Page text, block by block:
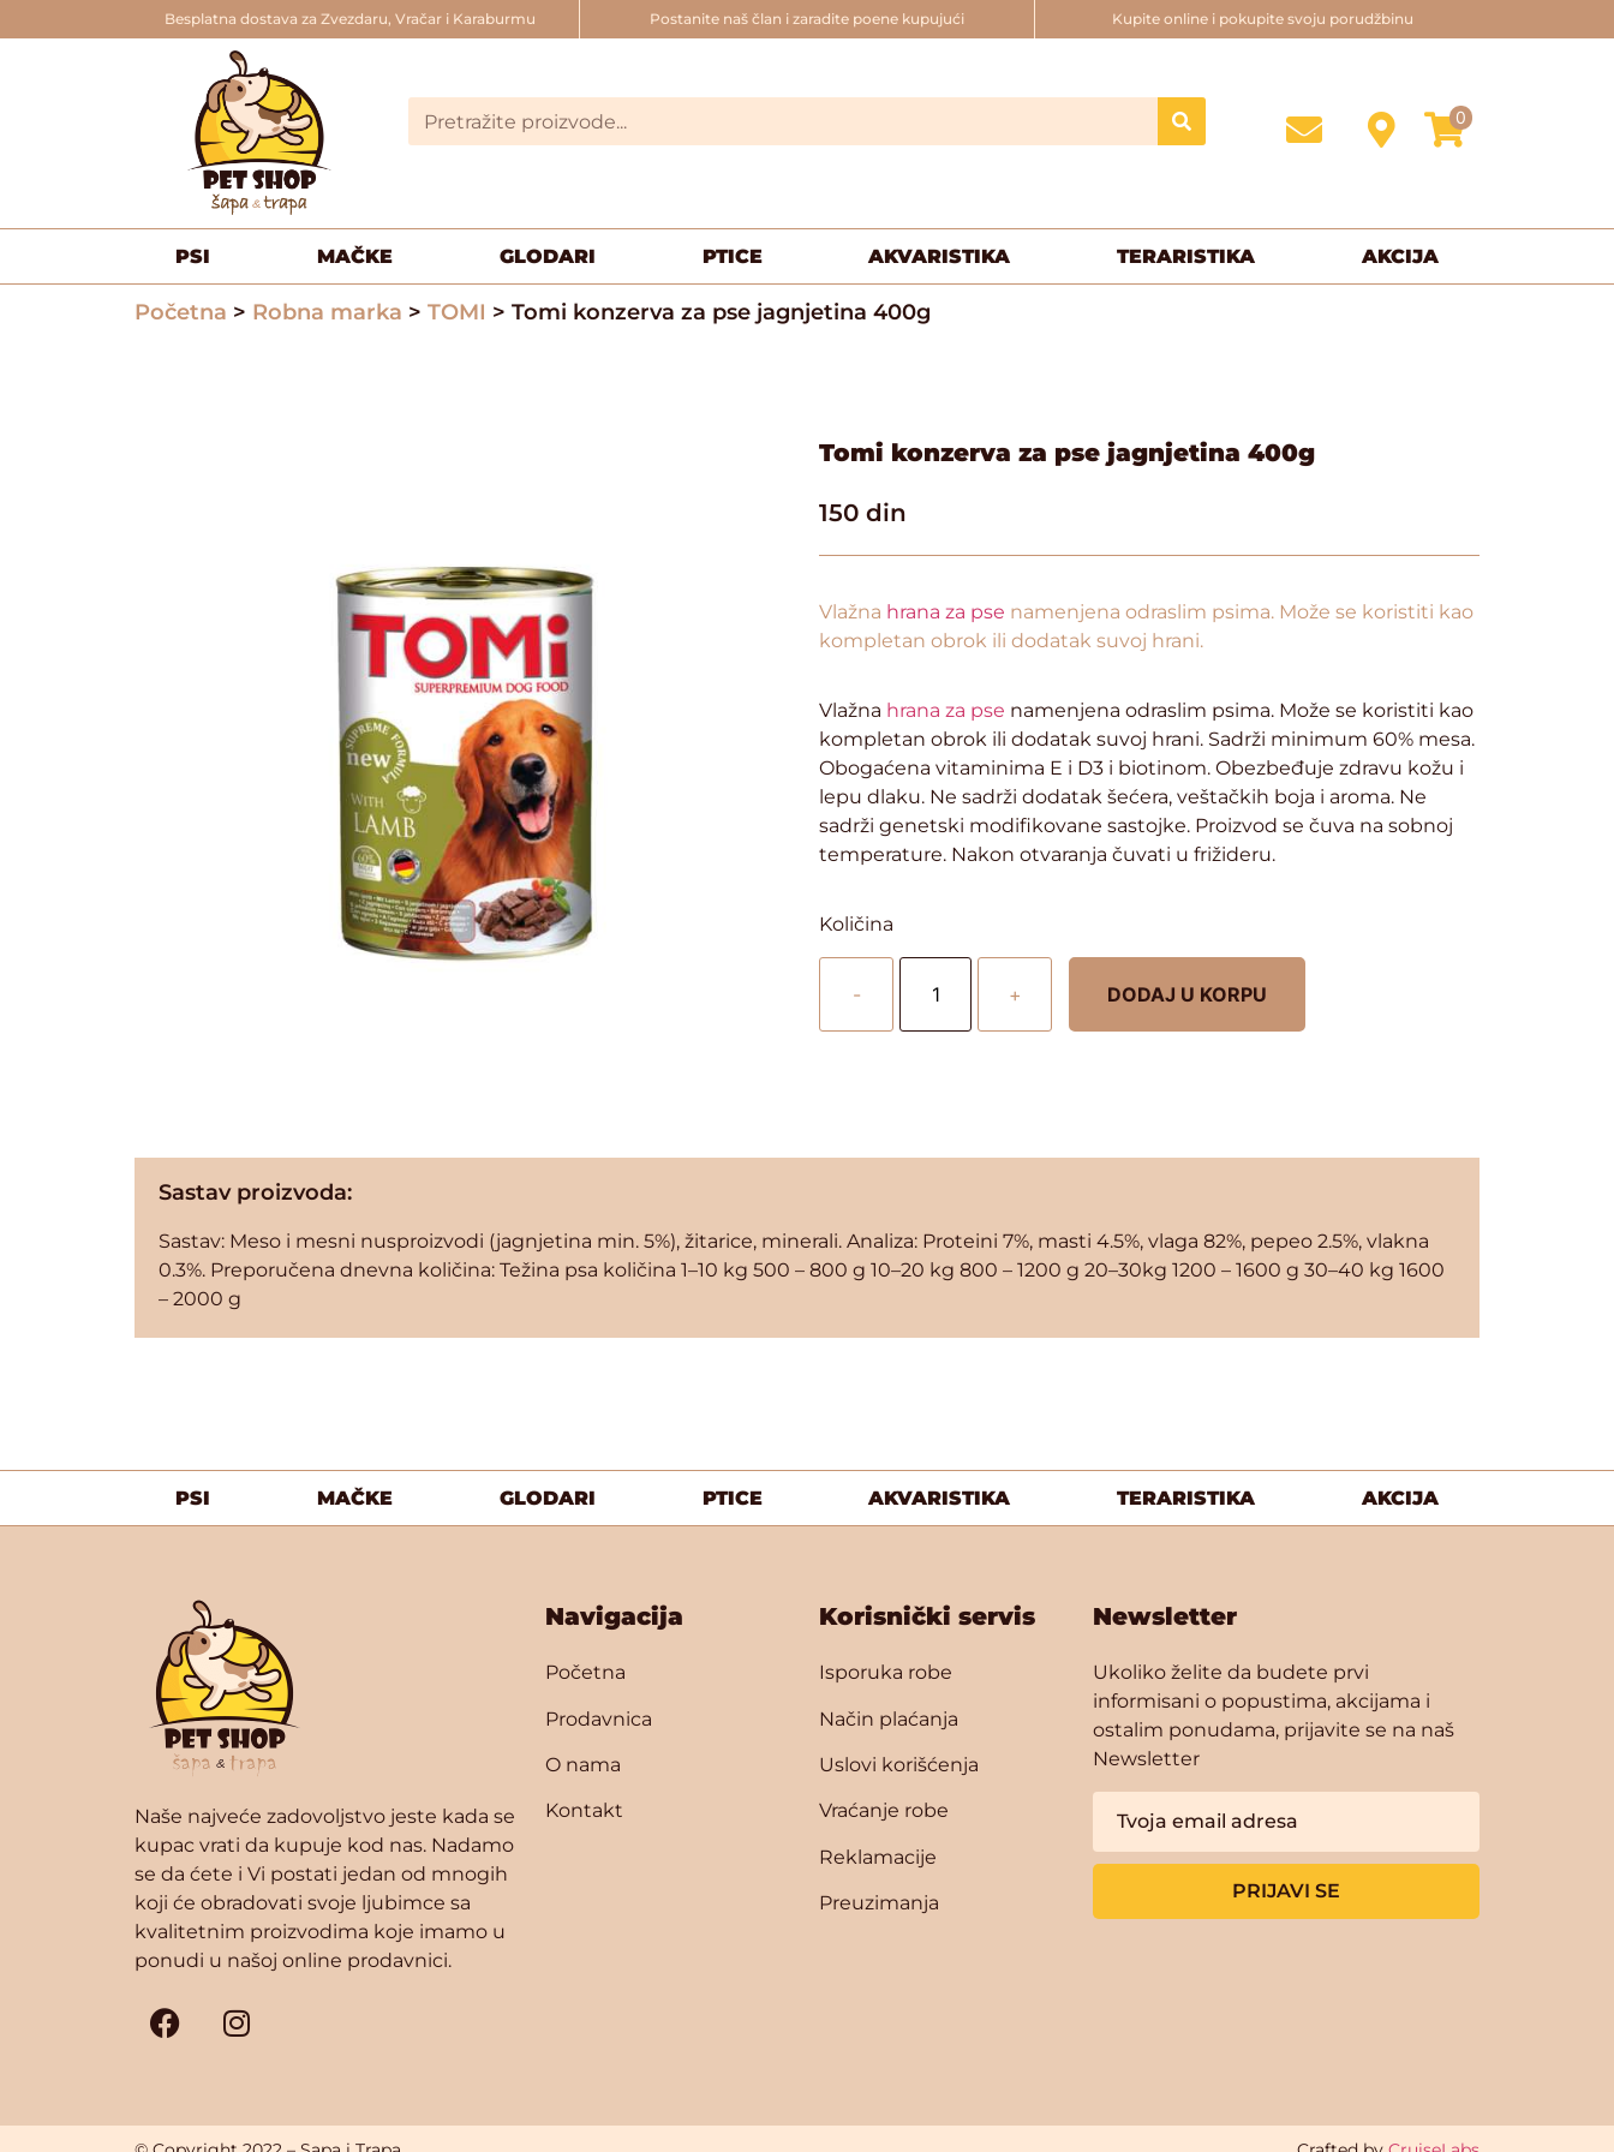
Besplatna dostava za Zvezdaru, Vračar i Karaburmu Postanite naš član i zaradite poene kupujući Kupite online i pokupite svoju porudžbinu
0
PSI MAČKE GLODARI PTICE AKVARISTIKA TERARISTIKA AKCIJA
Početna > Robna marka > TOMI > Tomi konzerva za pse jagnjetina 400g
Tomi konzerva za pse jagnjetina 400g
150 din
Vlažna hrana za pse namenjena odraslim psima. Može se koristiti kao
kompletan obrok ili dodatak suvoj hrani.
Vlažna hrana za pse namenjena odraslim psima. Može se koristiti kao
kompletan obrok ili dodatak suvoj hrani. Sadrži minimum 60% mesa.
Obogaćena vitaminima E i D3 i biotinom. Obezbeđuje zdravu kožu i
lepu dlaku. Ne sadrži dodatak šećera, veštačkih boja i aroma. Ne
sadrži genetski modifikovane sastojke. Proizvod se čuva na sobnoj
temperature. Nakon otvaranja čuvati u frižideru.
Količina
- + DODAJ U KORPU
Sastav proizvoda:
Sastav: Meso i mesni nusproizvodi (jagnjetina min. 5%), žitarice, minerali. Analiza: Proteini 7%, masti 4.5%, vlaga 82%, pepeo 2.5%, vlakna
0.3%. Preporučena dnevna količina: Težina psa količina 1–10 kg 500 – 800 g 10–20 kg 800 – 1200 g 20–30kg 1200 – 1600 g 30–40 kg 1600
– 2000 g
PSI MAČKE GLODARI PTICE AKVARISTIKA TERARISTIKA AKCIJA
Naše najveće zadovoljstvo jeste kada se
kupac vrati da kupuje kod nas. Nadamo
se da ćete i Vi postati jedan od mnogih
koji će obradovati svoje ljubimce sa
kvalitetnim proizvodima koje imamo u
ponudi u našoj online prodavnici.
Navigacija
Početna
Prodavnica
O nama
Kontakt
Korisnički servis
Isporuka robe
Način plaćanja
Uslovi korišćenja
Vraćanje robe
Reklamacije
Preuzimanja
Newsletter
Ukoliko želite da budete prvi
informisani o popustima, akcijama i
ostalim ponudama, prijavite se na naš
Newsletter
PRIJAVI SE